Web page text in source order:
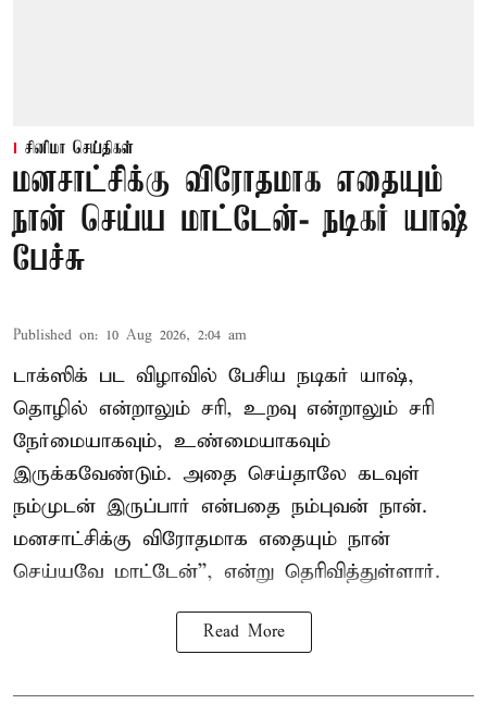
சினிமா செய்திகள்
மனசாட்சிக்கு விரோதமாக எதையும்
நான் செய்ய மாட்டேன்- நடிகர் யாஷ்
பேச்சு
Published on: 10 Aug 2026, 2:04 am
டாக்ஸிக் பட விழாவில் பேசிய நடிகர் யாஷ்,
தொழில் என்றாலும் சரி, உறவு என்றாலும் சரி
நேர்மையாகவும், உண்மையாகவும்
இருக்கவேண்டும். அதை செய்தாலே கடவுள்
நம்முடன் இருப்பார் என்பதை நம்புவன் நான்.
மனசாட்சிக்கு விரோதமாக எதையும் நான்
செய்யவே மாட்டேன்'', என்று தெரிவித்துள்ளார்.
Read More